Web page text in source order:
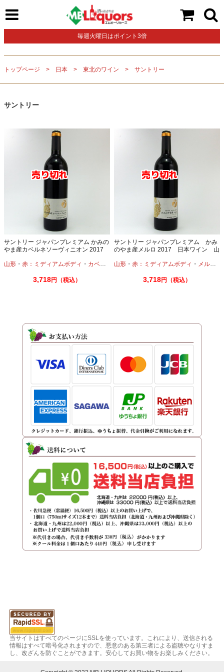
毎週火曜日はポイント3倍
トップページ 日本 東北のワイン サントリー
サントリー
サントリー ジャパンプレミアム かみの
やま産カベルネソーヴィニオン 2017
山形 ・ 赤：ミディアムボディ ・ カベルネ
3,718円（税込）
サントリー ジャパンプレミアム かみ
のやま産メルロ 2017 日本ワイン 山
山形 ・赤：ミディアムボディ ・ メルロー
3,718円（税込）
当サイトはすべてのページにSSLを使っています。これにより、送信される
情報はすべて暗号化されますので、悪意のある第三者による盗聴やなりすま
し、改ざんを防ぐことができます。安心してお買い物をお楽しみください。